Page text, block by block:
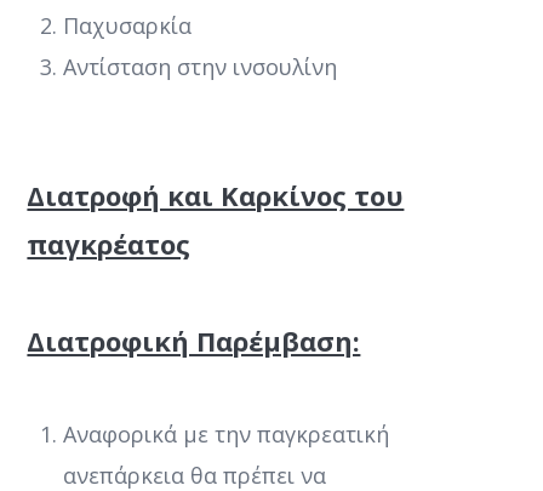
Παχυσαρκία
Αντίσταση στην ινσουλίνη
Διατροφή και Καρκίνος του
παγκρέατος
Διατροφική Παρέμβαση:
Αναφορικά με την παγκρεατική
ανεπάρκεια θα πρέπει να